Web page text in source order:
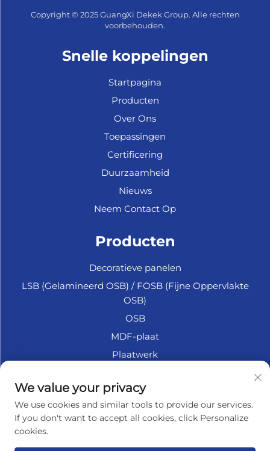
Copyright © 2025 GuangXi Dekek Group. Alle rechten
voorbehouden.
Snelle koppelingen
Startpagina
Producten
Over Ons
Toepassingen
Certificering
Duurzaamheid
Nieuws
Neem Contact Op
Producten
Decoratieve panelen
LSB (Gelamineerd OSB) / FOSB (Fijne Oppervlakte
OSB)
OSB
MDF-plaat
Plaatwerk
Fiberplaat
Accessoires
We value your privacy
We use cookies and similar tools to provide our services.
If you don't want to accept all cookies, click Personalize
cookies.